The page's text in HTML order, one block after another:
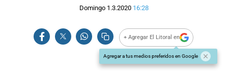
Domingo 1.3.2020 16:28
+ Agregar El Litoral en
Agregar a tus medios preferidos en Google